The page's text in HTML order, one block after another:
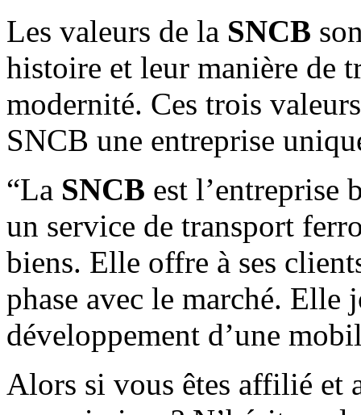
Les valeurs de la SNCB
histoire et leur manière de
modernité. Ces trois
SNCB une entreprise
“La SNCB est l’entreprise
un service de transport
biens. Elle offre à ses
phase avec le marché. Elle
développement d’une
Alors si vous êtes affilié et